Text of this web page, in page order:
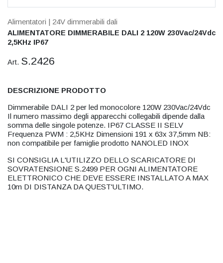
Alimentatori | 24V dimmerabili dali
ALIMENTATORE DIMMERABILE DALI 2 120W 230Vac/24Vdc
2,5KHz IP67
Art. S.2426
DESCRIZIONE PRODOTTO
Dimmerabile DALI 2 per led monocolore 120W 230Vac/24Vdc
Il numero massimo degli apparecchi collegabili dipende dalla
somma delle singole potenze. IP67 CLASSE II SELV
Frequenza PWM : 2,5KHz Dimensioni 191 x 63x 37,5mm NB:
non compatibile per famiglie prodotto NANOLED INOX
SI CONSIGLIA L'UTILIZZO DELLO SCARICATORE DI
SOVRATENSIONE S.2499 PER OGNI ALIMENTATORE
ELETTRONICO CHE DEVE ESSERE INSTALLATO A MAX
10m DI DISTANZA DA QUEST'ULTIMO.